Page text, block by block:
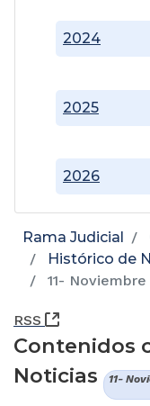
2024
2025
2026
Rama Judicial
Histórico de
11- Noviembre
RSS (Abre una
Contenidos
Noticias
11-